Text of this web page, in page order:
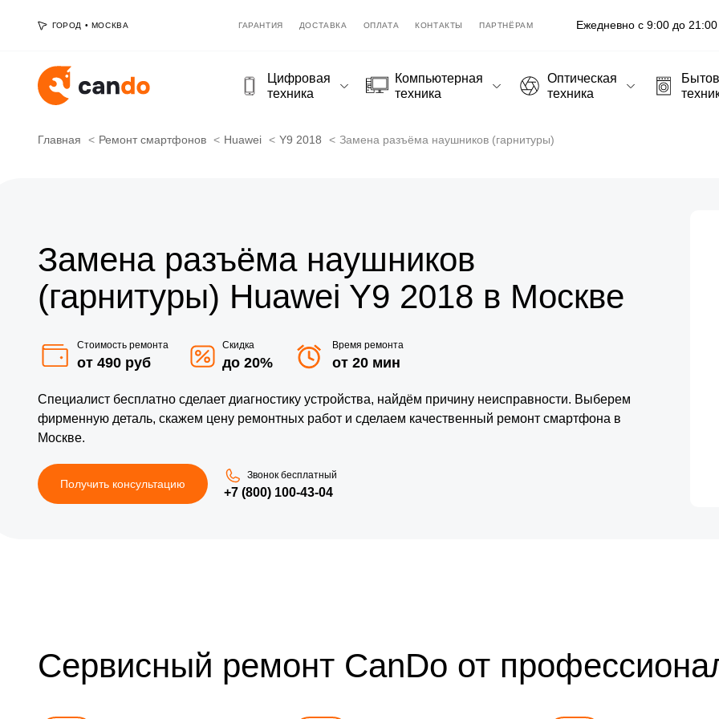
ГОРОД • МОСКВА ГАРАНТИЯ ДОСТАВКА ОПЛАТА КОНТАКТЫ ПАРТНЁРАМ Ежедневно с 9:00 до 21:00
Цифровая
техника
Компьютерная
техника
Оптическая
техника
Главная Ремонт смартфонов Huawei Y9 2018 Замена разъёма наушников (гарнитуры)
Замена разъёма наушников
(гарнитуры) Huawei Y9 2018 в Москве
Стоимость ремонта
от 490 руб
Скидка
до 20%
Время ремонта
от 20 мин
Специалист бесплатно сделает диагностику устройства, найдём причину неисправности. Выберем
фирменную деталь, скажем цену ремонтных работ и сделаем качественный ремонт смартфона в
Москве.
Получить консультацию
Звонок бесплатный
+7 (800) 100-43-04
Сервисный ремонт CanDo от